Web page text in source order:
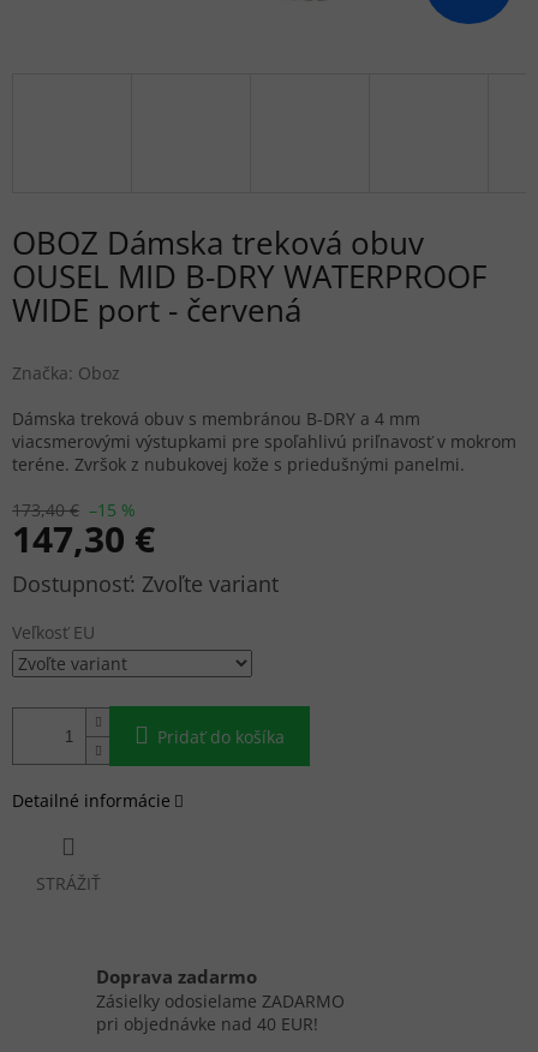
OBOZ Dámska treková obuv
OUSEL MID B-DRY WATERPROOF
WIDE port - červená
Značka: Oboz
173,40 € –15 %
147,30 €
Jednotková
Zvoľte variant
Veľkosť EU
Pridať do košíka
Dámska treková obuv s membránou B-DRY a 4 mm
viacsmerovými výstupkami pre spoľahlivú priľnavosť v mokrom
teréne. Zvršok z nubukovej kože s priedušnými panelmi.
Detailné informácie
STRÁŽIŤ
Doprava zadarmo
Zásielky odosielame ZADARMO
pri objednávke nad 40 EUR!